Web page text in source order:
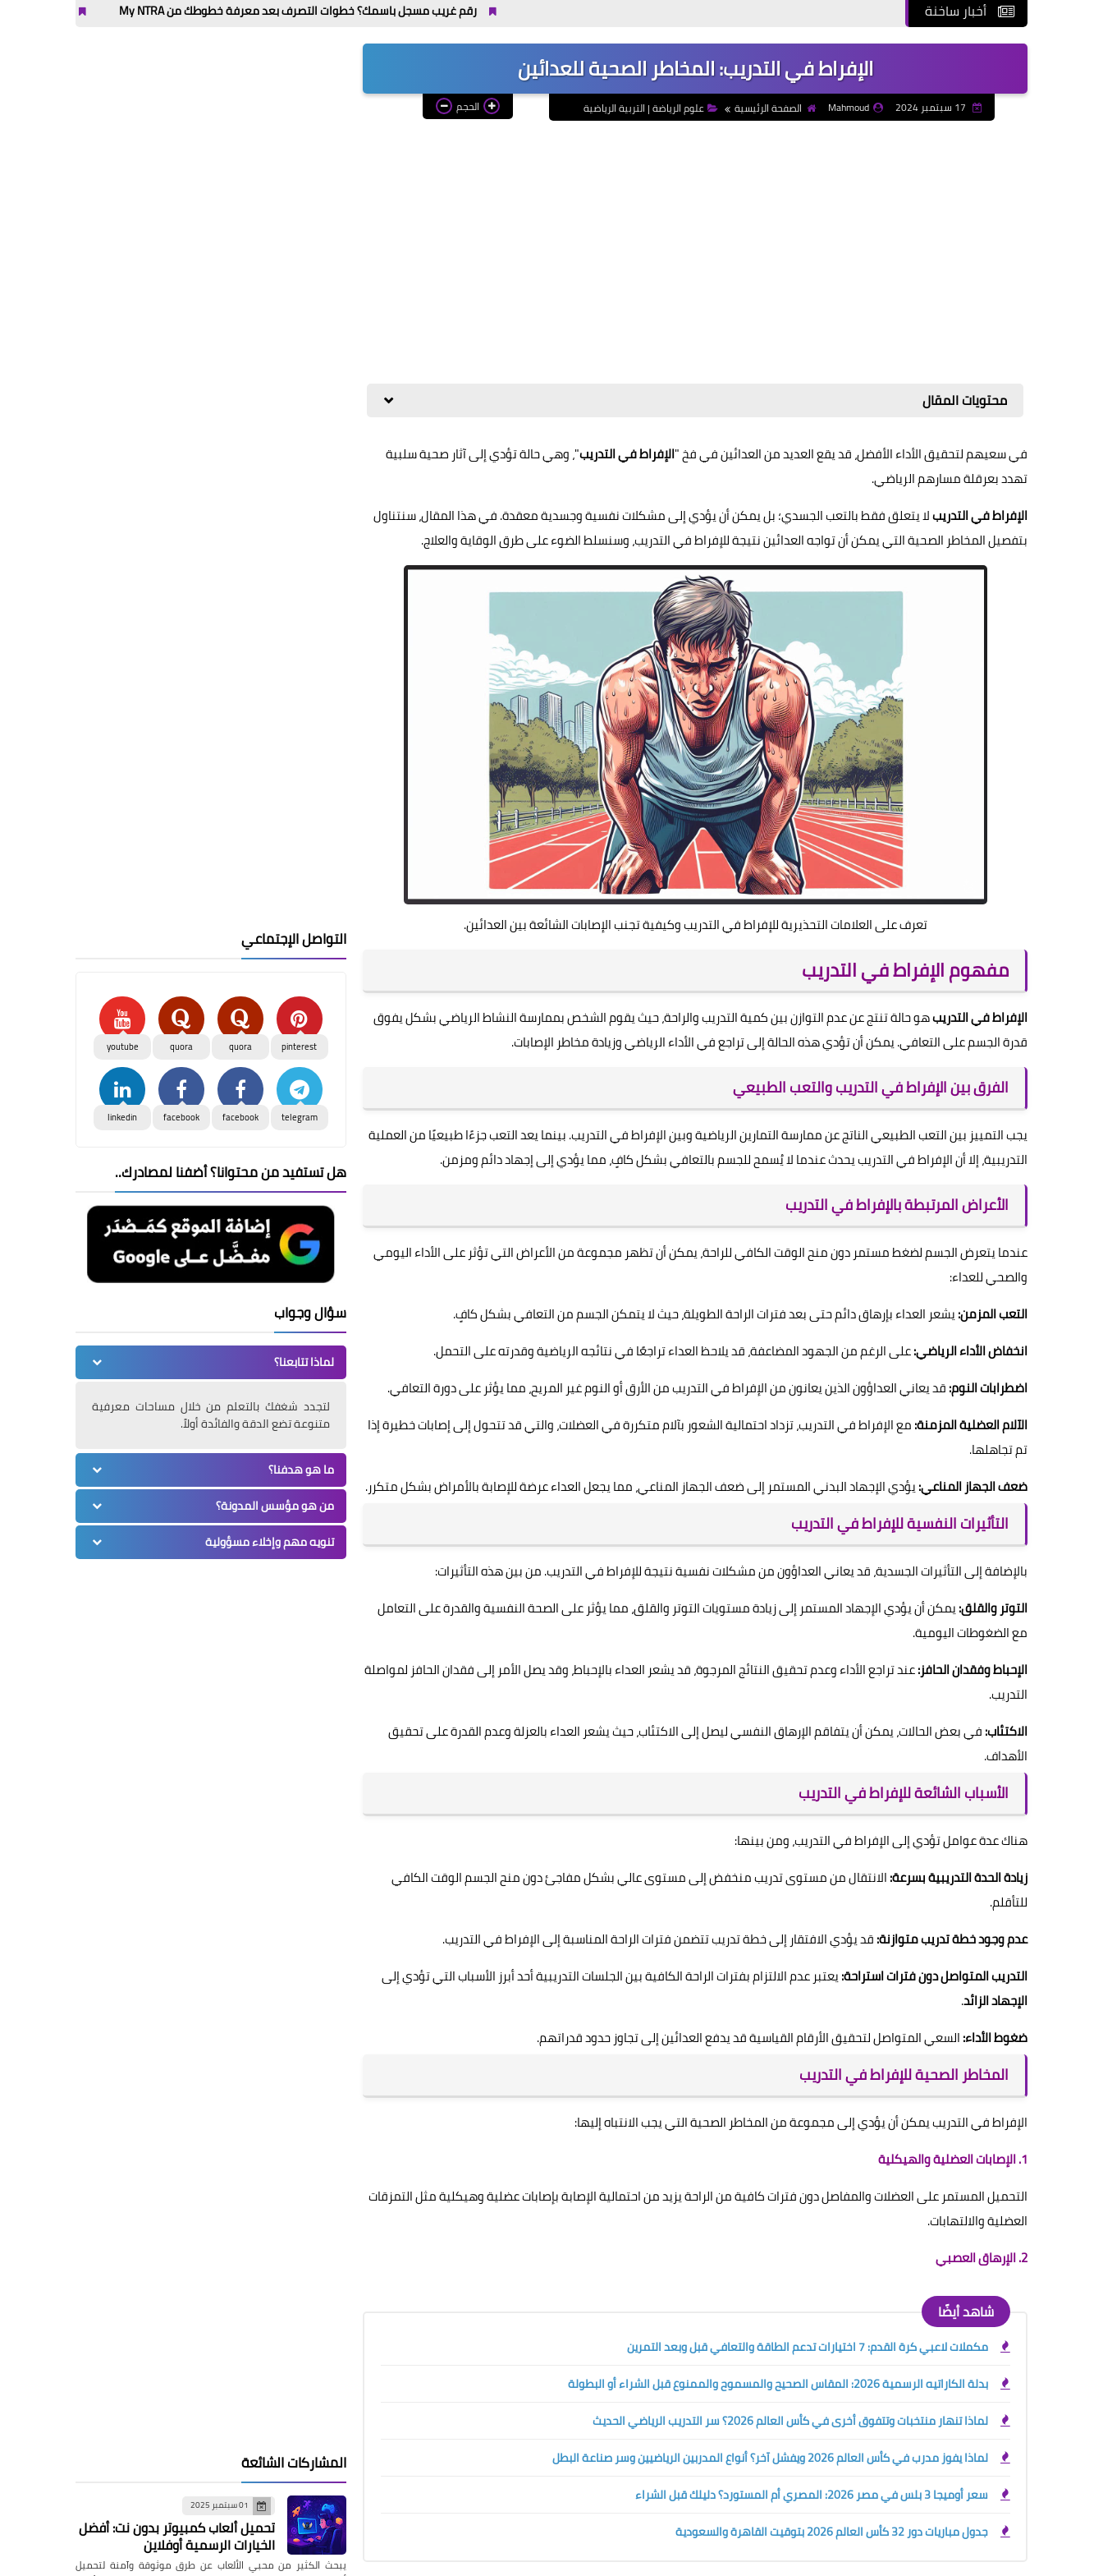
أخبار ساخنة رقم غريب مسجل باسمك؟ خطوات التصرف بعد معرفة خطوطك من My NTRA مكملات لاعبي كرة القدم: 7 اختيارات تدعم الطاقة والتعافي قبل وبعد التمرين
الإفراط في التدريب: المخاطر الصحية للعدائين
Mahmoud الصفحة الرئيسية علوم الرياضة | التربية الرياضية الحجم
محتويات المقال
في سعيهم لتحقيق الأداء الأفضل، قد يقع العديد من العدائين في فخ "الإفراط في التدريب"، وهي حالة تؤدي إلى آثار صحية سلبية
تهدد بعرقلة مسارهم الرياضي.
الإفراط في التدريبلا يتعلق فقط بالتعب الجسدي؛ بل يمكن أن يؤدي إلى مشكلات نفسية وجسدية معقدة. في هذا المقال، سنتناول
بتفصيل المخاطر الصحية التي يمكن أن تواجه العدائين نتيجة للإفراط في التدريب، وسنسلط الضوء على طرق الوقاية والعلاج.
تعرف على العلامات التحذيرية للإفراط في التدريب وكيفية تجنب الإصابات الشائعة بين العدائين.
مفهوم الإفراط في التدريب
الإفراط في التدريبهو حالة تنتج عن عدم التوازن بين كمية التدريب والراحة، حيث يقوم الشخص بممارسة النشاط الرياضي بشكل يفوق
قدرة الجسم على التعافي. يمكن أن تؤدي هذه الحالة إلى تراجع في الأداء الرياضي وزيادة مخاطر الإصابات.
الفرق بين الإفراط في التدريب والتعب الطبيعي
يجب التمييز بين التعب الطبيعي الناتج عن ممارسة التمارين الرياضية وبين الإفراط في التدريب. بينما يعد التعب جزءًا طبيعيًا من العملية
التدريبية، إلا أن الإفراط في التدريب يحدث عندما لا يُسمح للجسم بالتعافي بشكل كافٍ، مما يؤدي إلى إجهاد دائم ومزمن.
الأعراض المرتبطة بالإفراط في التدريب
عندما يتعرض الجسم لضغط مستمر دون منح الوقت الكافي للراحة، يمكن أن تظهر مجموعة من الأعراض التي تؤثر على الأداء اليومي
والصحي للعداء:
التعب المزمن:يشعر العداء بإرهاق دائم حتى بعد فترات الراحة الطويلة، حيث لا يتمكن الجسم من التعافي بشكل كافٍ.
انخفاض الأداء الرياضي:على الرغم من الجهود المضاعفة، قد يلاحظ العداء تراجعًا في نتائجه الرياضية وقدرته على التحمل.
اضطرابات النوم:قد يعاني العداؤون الذين يعانون من الإفراط في التدريب من الأرق أو النوم غير المريح، مما يؤثر على دورة التعافي.
الآلام العضلية المزمنة:مع الإفراط في التدريب، تزداد احتمالية الشعور بآلام متكررة في العضلات، والتي قد تتحول إلى إصابات خطيرة إذا
تم تجاهلها.
ضعف الجهاز المناعي:يؤدي الإجهاد البدني المستمر إلى ضعف الجهاز المناعي، مما يجعل العداء عرضة للإصابة بالأمراض بشكل متكرر.
التأثيرات النفسية للإفراط في التدريب
بالإضافة إلى التأثيرات الجسدية، قد يعاني العداؤون من مشكلات نفسية نتيجة للإفراط في التدريب. من بين هذه التأثيرات:
التوتر والقلق:يمكن أن يؤدي الإجهاد المستمر إلى زيادة مستويات التوتر والقلق، مما يؤثر على الصحة النفسية والقدرة على التعامل
مع الضغوطات اليومية.
الإحباط وفقدان الحافز:عند تراجع الأداء وعدم تحقيق النتائج المرجوة، قد يشعر العداء بالإحباط، وقد يصل الأمر إلى فقدان الحافز لمواصلة
التدريب.
الاكتئاب:في بعض الحالات، يمكن أن يتفاقم الإرهاق النفسي ليصل إلى الاكتئاب، حيث يشعر العداء بالعزلة وعدم القدرة على تحقيق
الأهداف.
الأسباب الشائعة للإفراط في التدريب
هناك عدة عوامل تؤدي إلى الإفراط في التدريب، ومن بينها:
زيادة الحدة التدريبية بسرعة:الانتقال من مستوى تدريب منخفض إلى مستوى عالي بشكل مفاجئ دون منح الجسم الوقت الكافي
للتأقلم.
عدم وجود خطة تدريب متوازنة:قد يؤدي الافتقار إلى خطة تدريب تتضمن فترات الراحة المناسبة إلى الإفراط في التدريب.
التدريب المتواصل دون فترات استراحة:يعتبر عدم الالتزام بفترات الراحة الكافية بين الجلسات التدريبية أحد أبرز الأسباب التي تؤدي إلى
الإجهاد الزائد.
ضغوط الأداء:السعي المتواصل لتحقيق الأرقام القياسية قد يدفع العدائين إلى تجاوز حدود قدراتهم.
المخاطر الصحية للإفراط في التدريب
الإفراط في التدريب يمكن أن يؤدي إلى مجموعة من المخاطر الصحية التي يجب الانتباه إليها:
1. الإصابات العضلية والهيكلية
التحميل المستمر على العضلات والمفاصل دون فترات كافية من الراحة يزيد من احتمالية الإصابة بإصابات عضلية وهيكلية مثل التمزقات
العضلية والالتهابات.
2. الإرهاق العصبي
شاهد أيضًا
مكملات لاعبي كرة القدم: 7 اختيارات تدعم الطاقة والتعافي قبل وبعد التمرين
بدلة الكاراتيه الرسمية 2026: المقاس الصحيح والمسموح والممنوع قبل الشراء أو البطولة
لماذا تنهار منتخبات وتتفوق أخرى في كأس العالم 2026؟ سر التدريب الرياضي الحديث
لماذا يفوز مدرب في كأس العالم 2026 ويفشل آخر؟ أنواع المدربين الرياضيين وسر صناعة البطل
سعر أوميجا 3 بلس في مصر 2026: المصري أم المستورد؟ دليلك قبل الشراء
جدول مباريات دور 32 كأس العالم 2026 بتوقيت القاهرة والسعودية
التواصل الإجتماعي
pinterest
quora
quora
youtube
telegram
facebook
facebook
linkedin
هل تستفيد من محتوانا؟ أضفنا لمصادرك..
سؤال وجواب
لماذا تتابعنا؟
لتجدد شغفك بالتعلم من خلال مساحات معرفية
متنوعة تضع الدقة والفائدة أولاً.
ما هو هدفنا؟
من هو مؤسس المدونة؟
تنويه مهم وإخلاء مسؤولية
المشاركات الشائعة
01 سبتمبر 2025
تحميل ألعاب كمبيوتر بدون نت: أفضل
الخيارات الرسمية أوفلاين
يبحث الكثير من محبي الألعاب عن طرق موثوقة وآمنة لتحميل